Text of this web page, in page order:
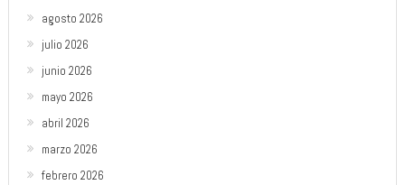
agosto 2026
julio 2026
junio 2026
mayo 2026
abril 2026
marzo 2026
febrero 2026